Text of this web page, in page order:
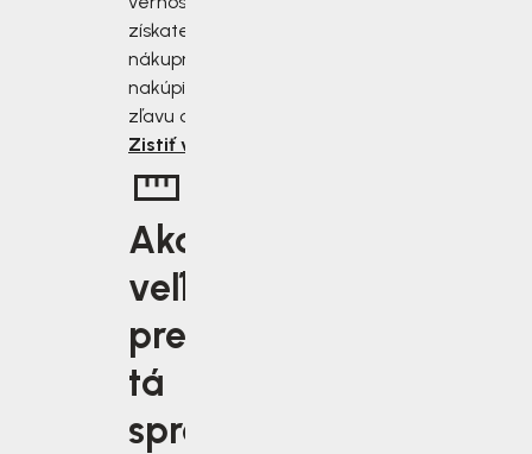
získate zľavu 2 až 10 % z
nákupnej ceny. Čím viac
nakúpite, tým väčšiu
zľavu od nás získate.
Zistiť viac
Aká
veľkosť je
pre vás
tá
správna?